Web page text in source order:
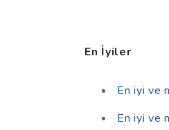
En İyiler
En iyi ve
En iyi ve